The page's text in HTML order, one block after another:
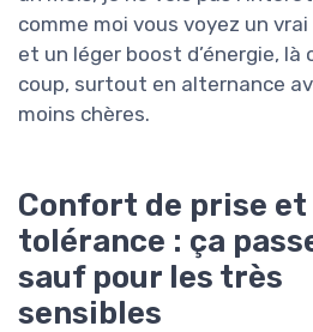
comme moi vous voyez un
et un léger boost d’énergie, là
coup, surtout en alternance
moins chères.
Confort de prise et
tolérance : ça
sauf pour les très
sensibles